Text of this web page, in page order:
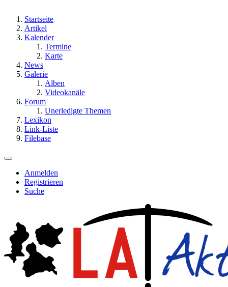
Startseite
Artikel
Kalender
Termine
Karte
News
Galerie
Alben
Videokanäle
Forum
Unerledigte Themen
Lexikon
Link-Liste
Filebase
Anmelden
Registrieren
Suche